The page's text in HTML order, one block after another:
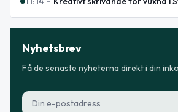
Nyhetsbrev
Få de senaste nyheterna direkt i din